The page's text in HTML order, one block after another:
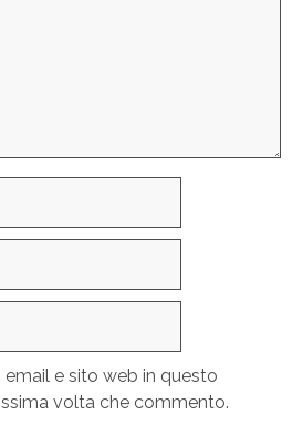
email e sito web in questo
volta che commento.